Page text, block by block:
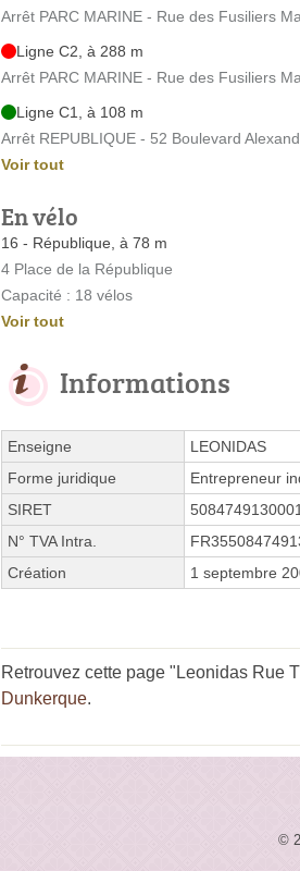
Arrêt PARC MARINE - Rue des Fusiliers
Ligne C2, à 288 m
Arrêt PARC MARINE - Rue des Fusiliers
Ligne C1, à 108 m
Arrêt REPUBLIQUE - 52 Boulevard
Voir tout
En vélo
16 - République, à 78 m
4 Place de la République
Capacité : 18 vélos
Voir tout
Informations
Enseigne
LEONIDAS
Forme juridique
Entrepreneur
SIRET
N° TVA Intra.
Création
1 septembre
Retrouvez cette page "Leonidas Rue
Dunkerque.
©